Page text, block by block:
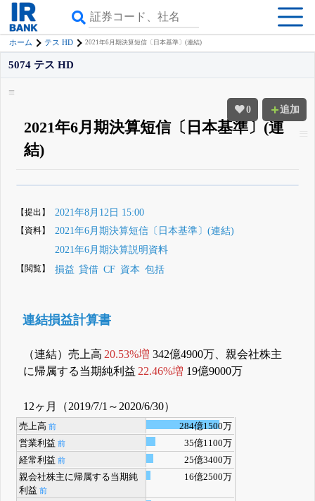
ホーム テス HD 2021年6月期決算短信〔日本基準〕(連結)
0 追加
5074 テス HD
2021年6月期決算短信〔日本基準〕(連
結)
詳しく見られる 無料でβ版をはじめる
登録すると永久30%OFFと米株版の先行利用も付きます
【提出】 2021年8月12日 15:00
【資料】
2021年6月期決算短信〔日本基準〕(連結)
2021年6月期決算説明資料
【閲覧】 損益 貸借 CF 資本 包括
連結損益計算書
（連結）売上高 20.53%増 342億4900万、親会社株主
に帰属する当期純利益 22.46%増 19億9000万
12ヶ月（2019/7/1～2020/6/30）
売上高 前
284億1500万
営業利益 前
35億1100万
経常利益 前
25億3400万
親会社株主に帰属する当期純
利益 前
16億2500万